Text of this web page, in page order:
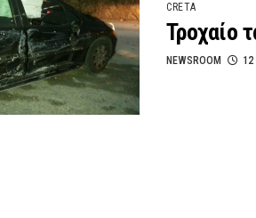
CRETA
Τροχαίο
NEWSROOM 12